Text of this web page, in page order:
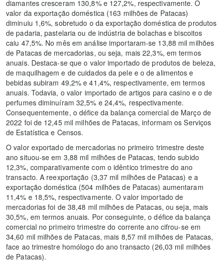
diamantes cresceram 130,8% e 127,2%, respectivamente. O
valor da exportação doméstica (163 milhões de Patacas)
diminuiu 1,6%, sobretudo o da exportação doméstica de produtos
de padaria, pastelaria ou de indústria de bolachas e biscoitos
caiu 47,5%. No mês em análise importaram-se 13,88 mil milhões
de Patacas de mercadorias, ou seja, mais 22,3%, em termos
anuais. Destaca-se que o valor importado de produtos de beleza,
de maquilhagem e de cuidados da pele e o de alimentos e
bebidas subiram 49,2% e 41,4%, respectivamente, em termos
anuais. Todavia, o valor importado de artigos para casino e o de
perfumes diminuíram 32,5% e 24,4%, respectivamente.
Consequentemente, o défice da balança comercial de Março de
2022 foi de 12,45 mil milhões de Patacas, informam os Serviços
de Estatística e Censos.
O valor exportado de mercadorias no primeiro trimestre deste
ano situou-se em 3,88 mil milhões de Patacas, tendo subido
12,3%, comparativamente com o idêntico trimestre do ano
transacto. A reexportação (3,37 mil milhões de Patacas) e a
exportação doméstica (504 milhões de Patacas) aumentaram
11,4% e 18,5%, respectivamente. O valor importado de
mercadorias foi de 38,48 mil milhões de Patacas, ou seja, mais
30,5%, em termos anuais. Por conseguinte, o défice da balança
comercial no primeiro trimestre do corrente ano cifrou-se em
34,60 mil milhões de Patacas, mais 8,57 mil milhões de Patacas,
face ao trimestre homólogo do ano transacto (26,03 mil milhões
de Patacas).